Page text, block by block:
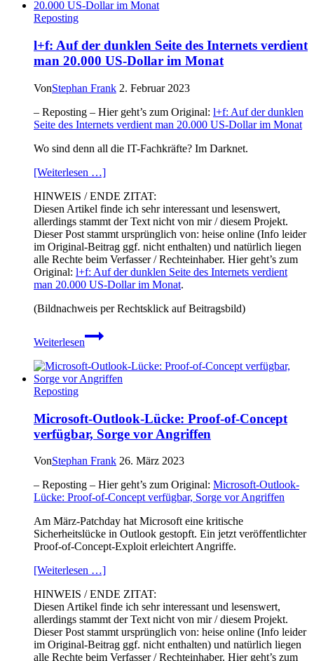
Reposting
l+f: Auf der dunklen Seite des Internets verdient
man 20.000 US-Dollar im Monat
VonStephan Frank 2. Februar 2023
– Reposting – Hier geht’s zum Original: l+f: Auf der dunklen
Seite des Internets verdient man 20.000 US-Dollar im Monat
Wo sind denn all die IT-Fachkräfte? Im Darknet.
[Weiterlesen …]
HINWEIS / ENDE ZITAT:
Diesen Artikel finde ich sehr interessant und lesenswert,
allerdings stammt der Text nicht von mir / diesem Projekt.
Dieser Post stammt ursprünglich von: heise online (Info leider
im Original-Beitrag ggf. nicht enthalten) und natürlich liegen
alle Rechte beim Verfasser / Rechteinhaber. Hier geht’s zum
Original: l+f: Auf der dunklen Seite des Internets verdient
man 20.000 US-Dollar im Monat.
(Bildnachweis per Rechtsklick auf Beitragsbild)
Weiterlesen
l+f:
Auf
dunklen
Seite
verdient
man
US-
im
Monat
Reposting
Microsoft-Outlook-Lücke: Proof-of-Concept
verfügbar, Sorge vor Angriffen
VonStephan Frank 26. März 2023
– Reposting – Hier geht’s zum Original: Microsoft-Outlook-
Lücke: Proof-of-Concept verfügbar, Sorge vor Angriffen
Am März-Patchday hat Microsoft eine kritische
Sicherheitslücke in Outlook gestopft. Ein jetzt veröffentlichter
Proof-of-Concept-Exploit erleichtert Angriffe.
[Weiterlesen …]
HINWEIS / ENDE ZITAT:
Diesen Artikel finde ich sehr interessant und lesenswert,
allerdings stammt der Text nicht von mir / diesem Projekt.
Dieser Post stammt ursprünglich von: heise online (Info leider
im Original-Beitrag ggf. nicht enthalten) und natürlich liegen
alle Rechte beim Verfasser / Rechteinhaber. Hier geht’s zum